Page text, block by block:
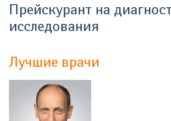
Прейскурант на
исследования
Лучшие врачи